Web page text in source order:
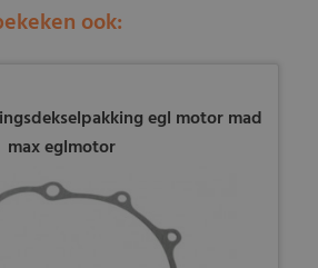
ook:
egl motor mad
max eglmotor